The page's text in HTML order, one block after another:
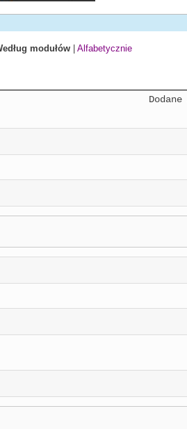
modułów |Alfabetycznie
Dodane